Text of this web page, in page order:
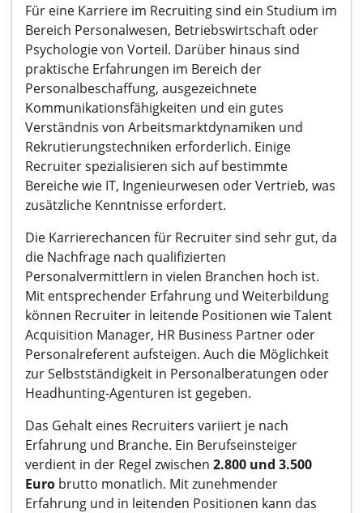
Für eine Karriere im Recruiting sind ein Studium im
Bereich Personalwesen, Betriebswirtschaft oder
Psychologie von Vorteil. Darüber hinaus sind
praktische Erfahrungen im Bereich der
Personalbeschaffung, ausgezeichnete
Kommunikationsfähigkeiten und ein gutes
Verständnis von Arbeitsmarktdynamiken und
Rekrutierungstechniken erforderlich. Einige
Recruiter spezialisieren sich auf bestimmte
Bereiche wie IT, Ingenieurwesen oder Vertrieb, was
zusätzliche Kenntnisse erfordert.
Die Karrierechancen für Recruiter sind sehr gut, da
die Nachfrage nach qualifizierten
Personalvermittlern in vielen Branchen hoch ist.
Mit entsprechender Erfahrung und Weiterbildung
können Recruiter in leitende Positionen wie Talent
Acquisition Manager, HR Business Partner oder
Personalreferent aufsteigen. Auch die Möglichkeit
zur Selbstständigkeit in Personalberatungen oder
Headhunting-Agenturen ist gegeben.
Das Gehalt eines Recruiters variiert je nach
Erfahrung und Branche. Ein Berufseinsteiger
verdient in der Regel zwischen 2.800 und 3.500
Euro brutto monatlich. Mit zunehmender
Erfahrung und in leitenden Positionen kann das